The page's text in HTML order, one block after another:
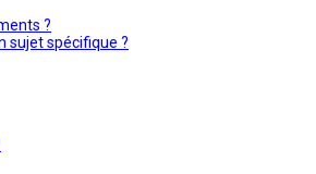
?
sujet spécifique ?